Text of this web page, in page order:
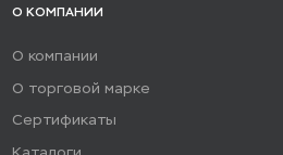
О КОМПАНИИ
О компании
О торговой марке
Сертификаты